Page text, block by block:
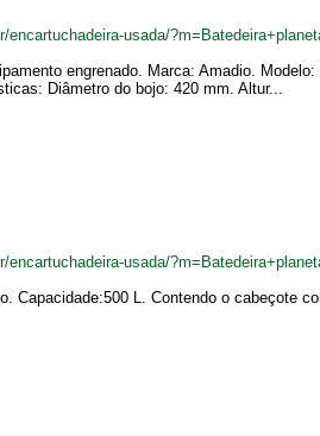
encartuchadeira-usada/
engrenado. Marca: Amadio.
Diâmetro do bojo: 420 mm. Altur...
encartuchadeira-usada/
Capacidade:500 L. Contendo o cabeçote